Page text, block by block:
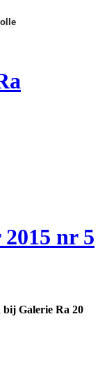
nr 5
bij Galerie Ra 20